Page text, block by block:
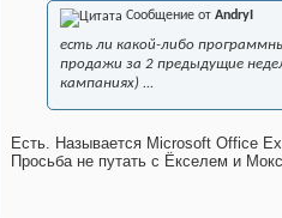
Сообщение от AndryI
есть ли какой-либо
продажи за 2 предыдущие
кампаниях) ...
Есть. Называется Microsoft Office
Просьба не путать с Ёкселем и